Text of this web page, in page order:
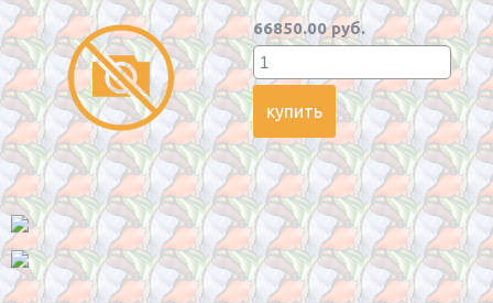
66850.00 руб.